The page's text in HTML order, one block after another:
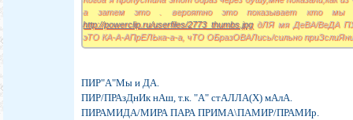
а затем это . вероятно это показывает кто мы
http://powerclip.ru/userfiles/2773_thumbs.jpgдЛЯ мя ДеВА/ВеДА
эТО КА-А-АПрЕЛЬка-а-а, чТО ОБразОВАЛись/сильно
ПИР"А"Мы и ДА.
ПИР/ПРАзДнИк нАш, т.к. "А" стАЛЛА(Х) мАлА.
ПИРАМИДА/МИРА ПАРА ПРИМА\ПАМИР/ПРАМИр.